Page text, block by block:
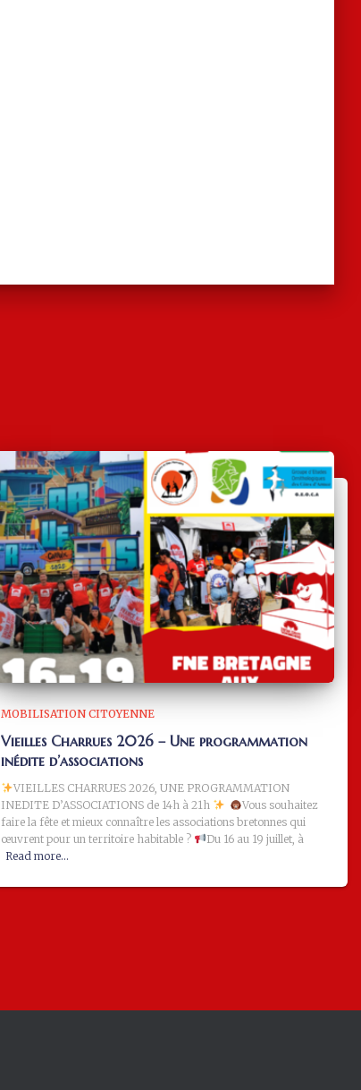
MOBILISATION CITOYENNE
Vieilles Charrues 2026 – Une programmation
inédite d’associations
VIEILLES CHARRUES 2026, UNE PROGRAMMATION
INEDITE D’ASSOCIATIONS de 14h à 21h
Vous souhaitez
faire la fête et mieux connaître les associations bretonnes qui
œuvrent pour un territoire habitable ?
Du 16 au 19 juillet, à
Read more…